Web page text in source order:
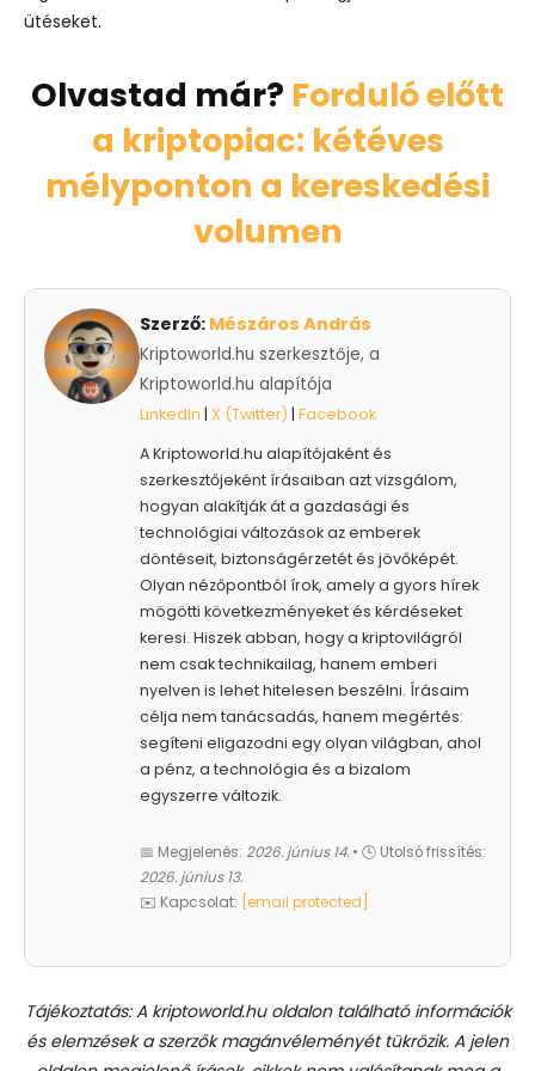
ütéseket.
Olvastad már? Forduló előtt
a kriptopiac: kétéves
mélyponton a kereskedési
volumen
Szerző: Mészáros András
Kriptoworld.hu szerkesztője, a
Kriptoworld.hu alapítója
LinkedIn | X (Twitter) | Facebook
A Kriptoworld.hu alapítójaként és
szerkesztőjeként írásaiban azt vizsgálom,
hogyan alakítják át a gazdasági és
technológiai változások az emberek
döntéseit, biztonságérzetét és jövőképét.
Olyan nézőpontból írok, amely a gyors hírek
mögötti következményeket és kérdéseket
keresi. Hiszek abban, hogy a kriptovilágról
nem csak technikailag, hanem emberi
nyelven is lehet hitelesen beszélni. Írásaim
célja nem tanácsadás, hanem megértés:
segíteni eligazodni egy olyan világban, ahol
a pénz, a technológia és a bizalom
egyszerre változik.
📅 Megjelenés: 2026. június 14. • 🕓 Utolsó frissítés:
2026. június 13.
✉️ Kapcsolat:
[email protected]
Tájékoztatás: A kriptoworld.hu oldalon található információk
és elemzések a szerzők magánvéleményét tükrözik. A jelen